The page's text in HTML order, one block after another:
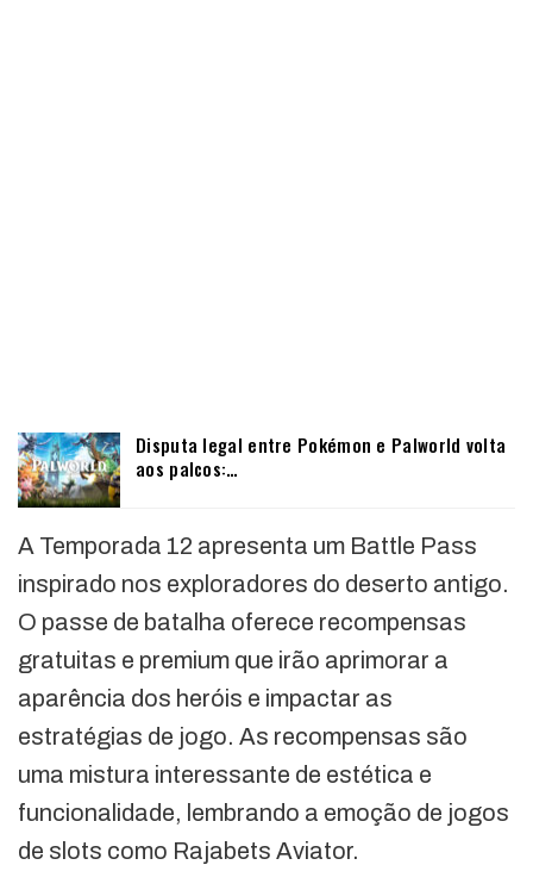
Disputa legal entre Pokémon e Palworld volta
aos palcos:…
A Temporada 12 apresenta um Battle Pass
inspirado nos exploradores do deserto antigo.
O passe de batalha oferece recompensas
gratuitas e premium que irão aprimorar a
aparência dos heróis e impactar as
estratégias de jogo. As recompensas são
uma mistura interessante de estética e
funcionalidade, lembrando a emoção de jogos
de slots como Rajabets Aviator.